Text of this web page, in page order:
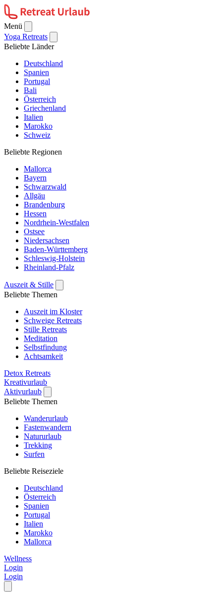
Menü
Yoga Retreats
Beliebte Länder
Deutschland
Spanien
Portugal
Bali
Österreich
Griechenland
Italien
Marokko
Schweiz
Beliebte Regionen
Mallorca
Bayern
Schwarzwald
Allgäu
Brandenburg
Hessen
Nordrhein-Westfalen
Ostsee
Niedersachsen
Baden-Württemberg
Schleswig-Holstein
Rheinland-Pfalz
Auszeit & Stille
Beliebte Themen
Auszeit im Kloster
Schweige Retreats
Stille Retreats
Meditation
Selbstfindung
Achtsamkeit
Detox Retreats
Kreativurlaub
Aktivurlaub
Beliebte Themen
Wanderurlaub
Fastenwandern
Natururlaub
Trekking
Surfen
Beliebte Reiseziele
Deutschland
Österreich
Spanien
Portugal
Italien
Marokko
Mallorca
Wellness
Login
Login